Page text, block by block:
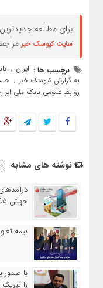
برای مطالعه
سایت کیوسک خبر
برچسب ها : ایران ,
به گزارش کیوسک خبر ,
روابط عمومی بانک ملی
نوشته های مشابه
جهش ۹۵ درصدی نسبت به پایان تیرماه ۱۴۰۴
بیمه
با صدور
را